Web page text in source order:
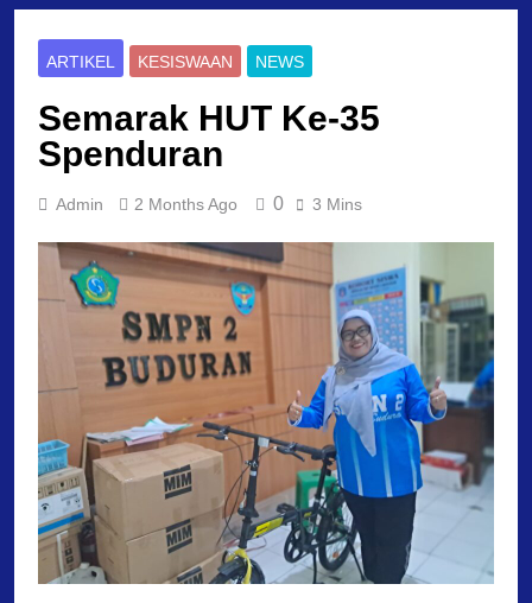
ARTIKEL KESISWAAN NEWS
Semarak HUT Ke-35
Spenduran
Admin 2 Months Ago 0 3 Mins